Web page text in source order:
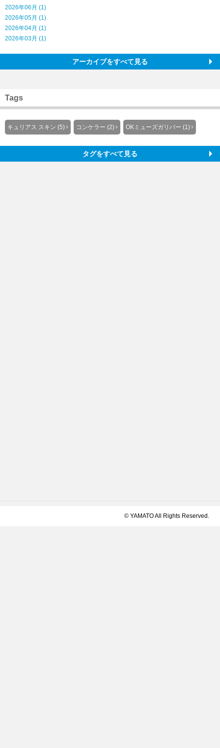
2026年06月 (1)
2026年05月 (1)
2026年04月 (1)
2026年03月 (1)
アーカイブをすべて見る
Tags
キュリアス スキン (5) コンケラー (2) OKミューズガリバー (1)
タグをすべて見る
© YAMATO All Rights Reserved.